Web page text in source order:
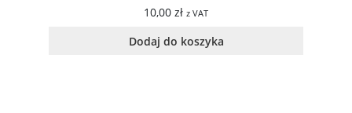
10,00 zł z VAT
Dodaj do koszyka